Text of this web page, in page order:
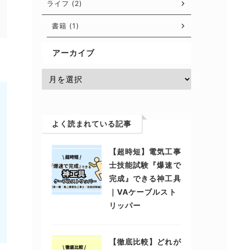
ライフ (2)
書籍 (1)
アーカイブ
よく読まれている記事
【超時短】電気工事
士技能試験『爆速で
完成』できる神工具
｜VAケーブルスト
リッパー
【徹底比較】どれが